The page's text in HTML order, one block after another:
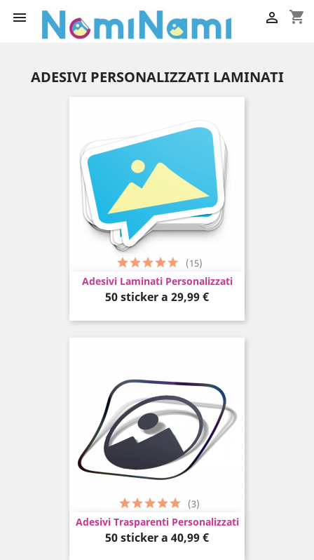
 shopping_cart

ADESIVI PERSONALIZZATI LAMINATI
Adesivi Laminati Personalizzati
50 sticker a Prezzo
29,99 €
(15)
Adesivi Trasparenti Personalizzati
50 sticker a Prezzo
40,99 €
(3)